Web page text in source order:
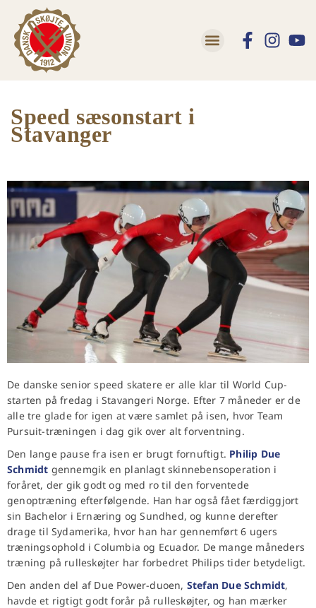
Speed sæsonstart i
Stavanger
De danske senior speed skatere er alle klar til World Cup-
starten på fredag i Stavangeri Norge. Efter 7 måneder er de
alle tre glade for igen at være samlet på isen, hvor Team
Pursuit-træningen i dag gik over alt forventning.
Den lange pause fra isen er brugt fornuftigt. Philip Due
Schmidt gennemgik en planlagt skinnebensoperation i
foråret, der gik godt og med ro til den forventede
genoptræning efterfølgende. Han har også fået færdiggjort
sin Bachelor i Ernæring og Sundhed, og kunne derefter
drage til Sydamerika, hvor han har gennemført 6 ugers
træningsophold i Columbia og Ecuador. De mange måneders
træning på rulleskøjter har forbedret Philips tider betydeligt.
Den anden del af Due Power-duoen, Stefan Due Schmidt,
havde et rigtigt godt forår på rulleskøjter, og han mærker